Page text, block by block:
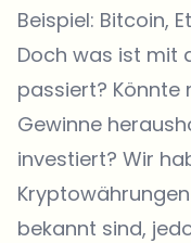
Beispiel: Bitcoin,
Doch was ist mit
passiert?
Gewinne
investiert? Wir
bekannt sind,